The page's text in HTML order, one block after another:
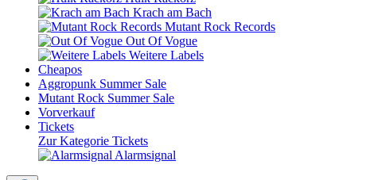
Krach am Bach
Mutant Rock Records
Out Of Vogue
Weitere Labels
Cheapos
Aggropunk Summer Sale
Mutant Rock Summer Sale
Vorverkauf
Tickets
Zur Kategorie Tickets
Alarmsignal